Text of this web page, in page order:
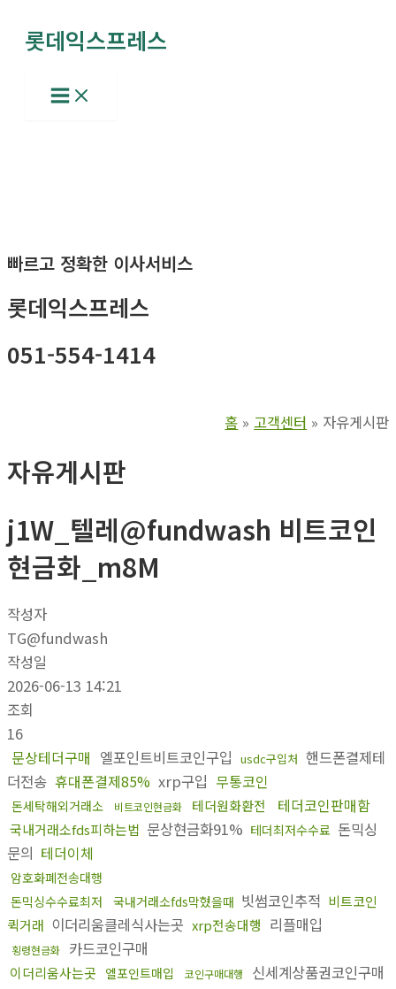
롯데익스프레스
Main
Menu
빠르고 정확한 이사서비스
롯데익스프레스
051-554-1414
홈 고객센터 자유게시판
자유게시판
j1W_텔레@fundwash 비트코인
현금화_m8M
작성자
TG@fundwash
작성일
2026-06-13 14:21
조회
16
문상테더구매 엘포인트비트코인구입 usdc구입처 핸드폰결제테
더전송 휴대폰결제85% xrp구입 무통코인
돈세탁해외거래소 비트코인현금화 테더원화환전 테더코인판매함
국내거래소fds피하는법 문상현금화91% 테더최저수수료 돈믹싱
문의 테더이체
암호화폐전송대행
돈믹싱수수료최저
국내거래소fds막혔을때 빗썸코인추적 비트코인
퀵거래 이더리움클레식사는곳 xrp전송대행 리플매입
횡령현금화 카드코인구매
이더리움사는곳 엘포인트매입 코인구매대행 신세계상품권코인구매